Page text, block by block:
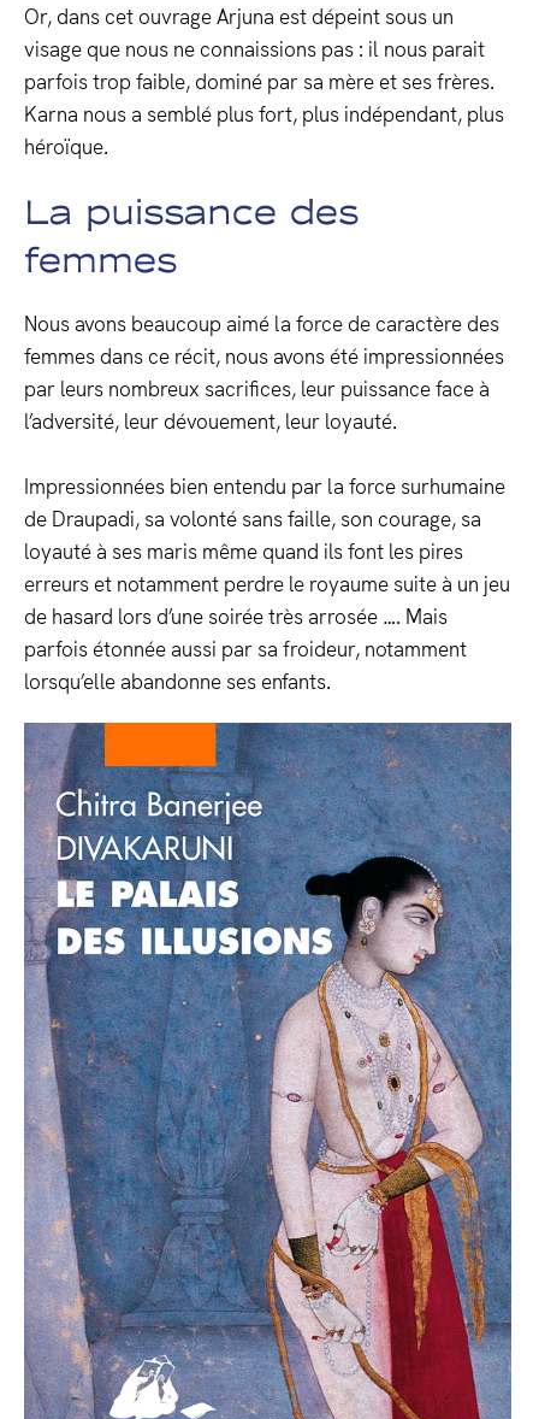
Or, dans cet ouvrage Arjuna est dépeint sous un
visage que nous ne connaissions pas : il nous parait
parfois trop faible, dominé par sa mère et ses frères.
Karna nous a semblé plus fort, plus indépendant, plus
héroïque.
La puissance des
femmes
Nous avons beaucoup aimé la force de caractère des
femmes dans ce récit, nous avons été impressionnées
par leurs nombreux sacrifices, leur puissance face à
l’adversité, leur dévouement, leur loyauté.
Impressionnées bien entendu par la force surhumaine
de Draupadi, sa volonté sans faille, son courage, sa
loyauté à ses maris même quand ils font les pires
erreurs et notamment perdre le royaume suite à un jeu
de hasard lors d’une soirée très arrosée …. Mais
parfois étonnée aussi par sa froideur, notamment
lorsqu’elle abandonne ses enfants.